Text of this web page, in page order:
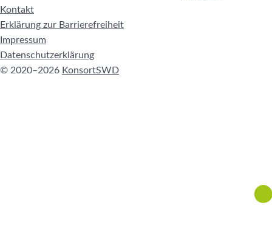
Kontakt
Erklärung zur Barrierefreiheit
Impressum
Datenschutzerklärung
© 2020–2026 KonsortSWD